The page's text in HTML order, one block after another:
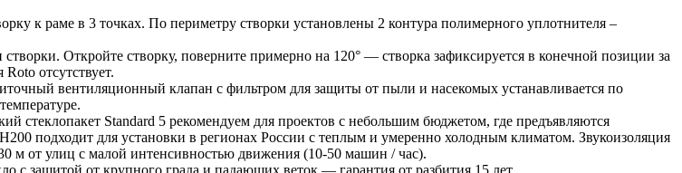
к раме в 3 точках. По периметру створки установлены 2 контура полимерного уплотнителя –
Откройте створку, поверните примерно на 120° — створка зафиксируется в конечной позиции за
отсутствует.
вентиляционный клапан с фильтром для защиты от пыли и насекомых устанавливается по
Standard 5 рекомендуем для проектов с небольшим бюджетом, где предъявляются
подходит для установки в регионах России с теплым и умеренно холодным климатом. Звукоизоляция
м от улиц с малой интенсивностью движения (10-50 машин / час).
с защитой от крупного града и падающих веток — гарантия от разбития 15 лет.